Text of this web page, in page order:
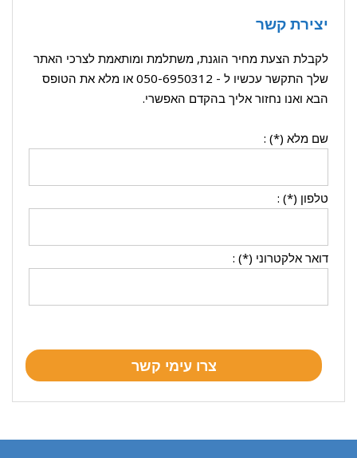
יצירת קשר
לקבלת הצעת מחיר הוגנת, משתלמת ומותאמת לצרכי האתר
שלך התקשר עכשיו ל - 050-6950312 או מלא את הטופס
הבא ואנו נחזור אליך בהקדם האפשרי.
שם מלא (*) :
טלפון (*) :
דואר אלקטרוני (*) :